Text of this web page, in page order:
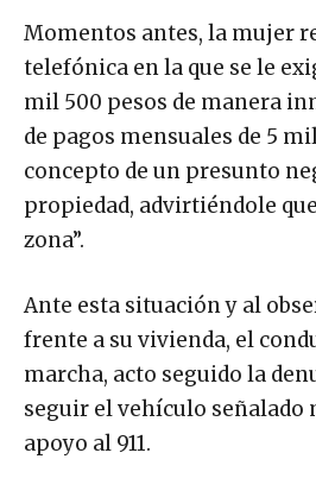
Momentos antes, la mujer
telefónica en la que se le
mil 500 pesos de manera
de pagos mensuales de 5
concepto de un presunto
propiedad, advirtiéndole
zona”.
Ante esta situación y al
frente a su vivienda, el
marcha, acto seguido la
seguir el vehículo
apoyo al 911.